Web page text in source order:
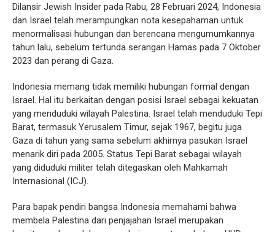
Dilansir Jewish Insider pada Rabu, 28 Februari 2024, Indonesia
dan Israel telah merampungkan nota kesepahaman untuk
menormalisasi hubungan dan berencana mengumumkannya
tahun lalu, sebelum tertunda serangan Hamas pada 7 Oktober
2023 dan perang di Gaza.
Indonesia memang tidak memiliki hubungan formal dengan
Israel. Hal itu berkaitan dengan posisi Israel sebagai kekuatan
yang menduduki wilayah Palestina. Israel telah menduduki Tepi
Barat, termasuk Yerusalem Timur, sejak 1967, begitu juga
Gaza di tahun yang sama sebelum akhirnya pasukan Israel
menarik diri pada 2005. Status Tepi Barat sebagai wilayah
yang diduduki militer telah ditegaskan oleh Mahkamah
Internasional (ICJ).
Para bapak pendiri bangsa Indonesia memahami bahwa
membela Palestina dari penjajahan Israel merupakan